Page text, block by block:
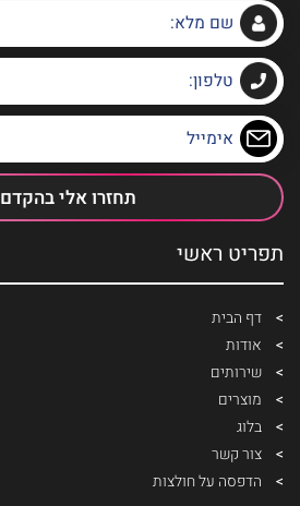
תחזרו אלי בהקדם
תפריט ראשי
דף הבית
אודות
שירותים
מוצרים
בלוג
צור קשר
הדפסה על חולצות